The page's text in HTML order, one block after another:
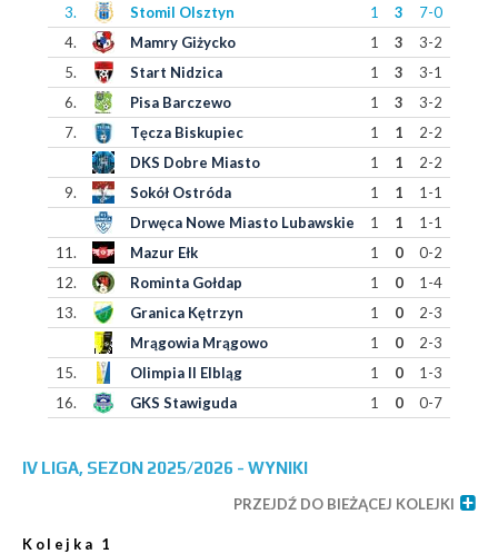
3.
Stomil Olsztyn 1 3
7-0
4.
Mamry Giżycko 1 3
3-2
5.
Start Nidzica 1 3
3-1
6.
Pisa Barczewo 1 3
3-2
7.
Tęcza Biskupiec 1 1
2-2
DKS Dobre Miasto
1 1
2-2
9.
Sokół Ostróda 1 1
1-1
Drwęca Nowe Miasto Lubawskie
1 1
1-1
11.
Mazur Ełk 1 0
0-2
12.
Rominta Gołdap 1 0
1-4
13.
Granica Kętrzyn 1 0
2-3
Mrągowia Mrągowo
1 0
2-3
15.
Olimpia II Elbląg 1 0
1-3
16.
GKS Stawiguda 1 0 0-7
IV LIGA, SEZON 2025/2026 - WYNIKI
PRZEJDŹ DO BIEŻĄCEJ KOLEJKI
Kolejka 1